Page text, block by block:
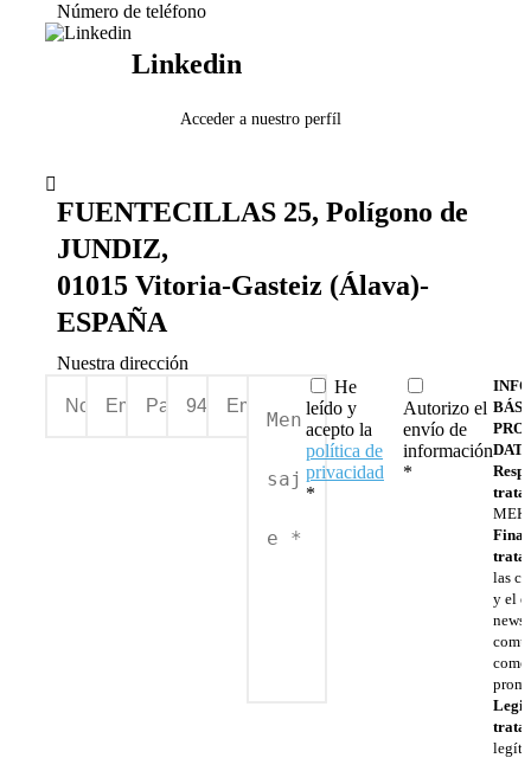
Número de teléfono
Linkedin
Acceder a nuestro perfíl
FUENTECILLAS 25, Polígono de
JUNDIZ,
01015 Vitoria-Gasteiz (Álava)-
ESPAÑA
Nuestra dirección
Please leave this field empty.
He
leído y
acepto la
política de
privacidad
*
Autorizo el
envío de
información
*
las
y el